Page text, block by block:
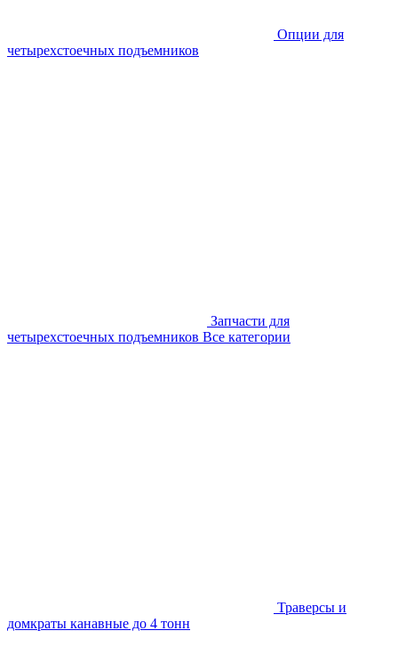
Опции для
четырехстоечных подъемников
Запчасти для
четырехстоечных подъемников Все категории
Траверсы и
домкраты канавные до 4 тонн